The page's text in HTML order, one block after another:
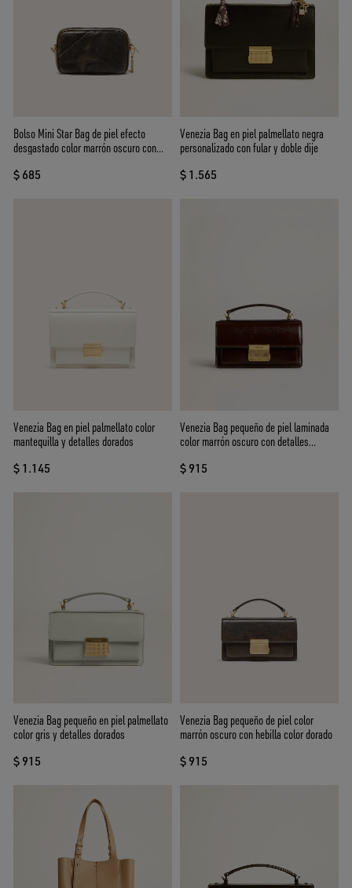
Bolso Mini Star Bag de piel efecto
desgastado color marrón oscuro con
$ 685
Venezia Bag en piel palmellato negra
personalizado con fular y doble dije
$ 1.565
Venezia Bag en piel palmellato color
mantequilla y detalles dorados
$ 1.145
Venezia Bag pequeño de piel laminada
color marrón oscuro con detalles
$ 915
Venezia Bag pequeño en piel palmellato
color gris y detalles dorados
$ 915
Venezia Bag pequeño de piel color
marrón oscuro con hebilla color dorado
$ 915